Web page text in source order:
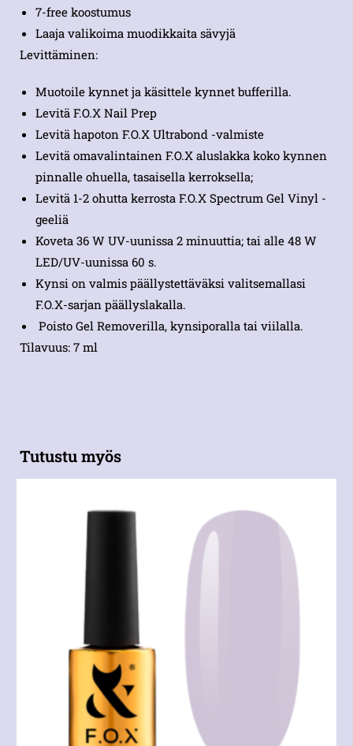
7-free koostumus
Laaja valikoima muodikkaita sävyjä
Levittäminen:
Muotoile kynnet ja käsittele kynnet bufferilla.
Levitä F.O.X Nail Prep
Levitä hapoton F.O.X Ultrabond -valmiste
Levitä omavalintainen F.O.X aluslakka koko kynnen
pinnalle ohuella, tasaisella kerroksella;
Levitä 1-2 ohutta kerrosta F.O.X Spectrum Gel Vinyl -
geeliä
Koveta 36 W UV-uunissa 2 minuuttia; tai alle 48 W
LED/UV-uunissa 60 s.
Kynsi on valmis päällystettäväksi valitsemallasi
F.O.X-sarjan päällyslakalla.
Poisto Gel Removerilla, kynsiporalla tai viilalla.
Tilavuus: 7 ml
Tutustu myös